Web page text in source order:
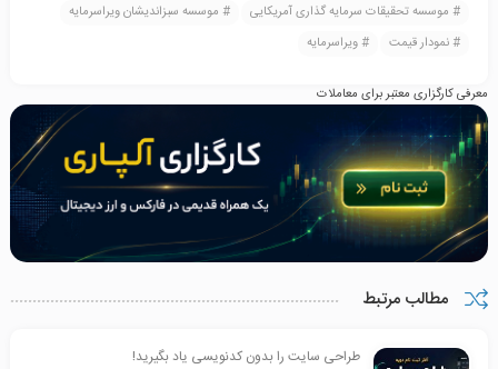
موسسه تحقیقات سرمایه گذاری آمریکایی
موسسه سبزاندیشان ویراسرمایه
نمودار قیمت
ویراسرمایه
معرفی کارگزاری معتبر برای معاملات
مطالب مرتبط
طراحی سایت را بدون کدنویسی یاد بگیرید!